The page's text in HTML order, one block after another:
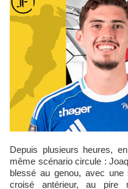
Depuis plusieurs heures, en Argentine comme en Alsace, le
même scénario circule :
blessé au genou, avec une
croisé antérieur, au pire